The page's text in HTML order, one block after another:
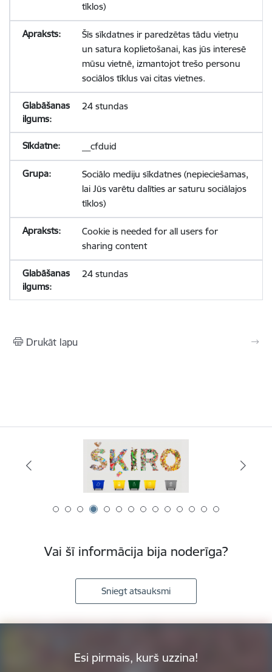
tīklos)
Šīs sīkdatnes ir paredzētas tādu vietņu
un satura koplietošanai, kas jūs interesē
mūsu vietnē, izmantojot trešo personu
sociālos tīklus vai citas vietnes.
24 stundas
__cfduid
Sociālo mediju sīkdatnes (nepieciešamas,
lai Jūs varētu dalīties ar saturu sociālajos
tīklos)
Cookie is needed for all users for
sharing content
24 stundas
Drukāt lapu
Vai šī informācija bija noderīga?
Sniegt atsauksmi
Esi pirmais, kurš uzzina!